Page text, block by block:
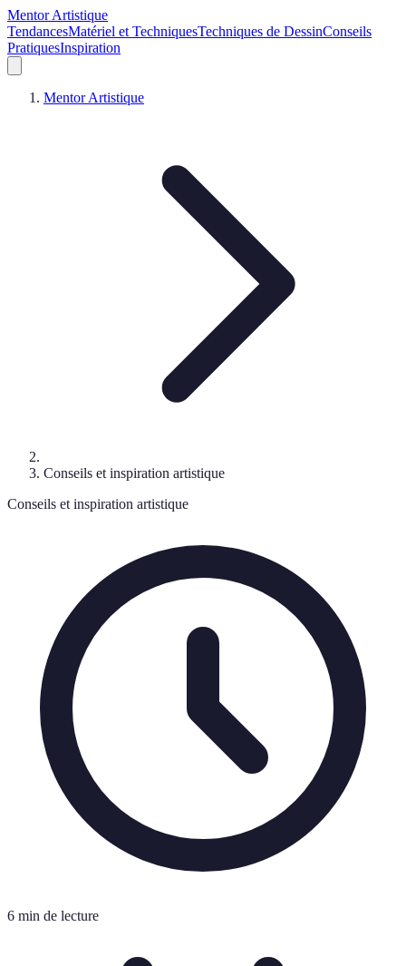
Mentor Artistique
TendancesMatériel et TechniquesTechniques de DessinConseils
PratiquesInspiration
Mentor Artistique
Conseils et inspiration artistique
Conseils et inspiration artistique
6 min de lecture